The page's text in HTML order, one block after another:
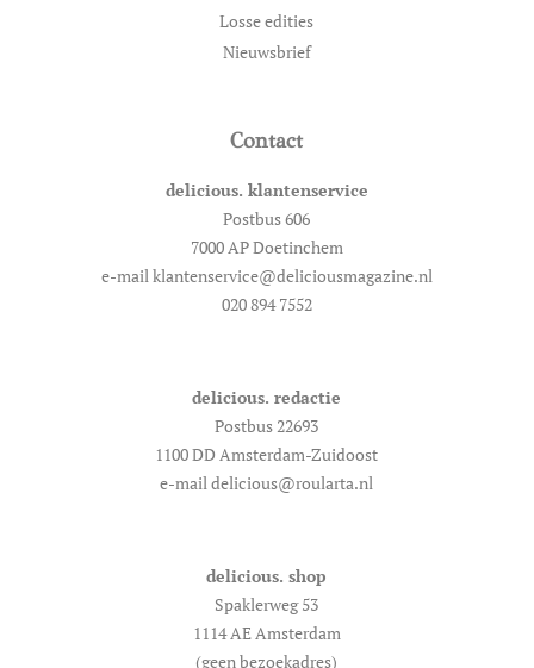
Losse edities
Nieuwsbrief
Contact
delicious. klantenservice
Postbus 606
7000 AP Doetinchem
e-mail klantenservice@deliciousmagazine.nl
020 894 7552
delicious. redactie
Postbus 22693
1100 DD Amsterdam-Zuidoost
e-mail delicious@roularta.nl
delicious. shop
Spaklerweg 53
1114 AE Amsterdam
(geen bezoekadres)